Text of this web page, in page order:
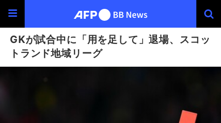
GKが試合中に「用を足して」退場、スコッ
トランド地域リーグ